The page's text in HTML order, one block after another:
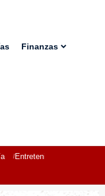
Finanzas
Entretenimiento